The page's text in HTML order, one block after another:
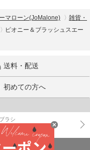
マローン(JoMalone)
雑貨・
ピオニー＆ブラッシュスエー
送料・配送
初めての方へ
ラシ